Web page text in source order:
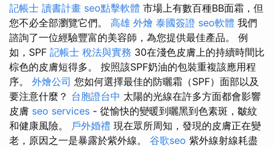
記帳士 讀書計畫 seo點擊軟體 市場上有數百種BB面霜，但
您不必全部瀏覽它們。 高雄 外燴 泰國簽證 seo軟體 我們
諮詢了一位經驗豐富的美容師，為您提供最佳產品。 例
如，SPF 記帳士 稅法與實務 30在淺色皮膚上的持續時間比
棕色的皮膚短得多。 按照該SPF奶油的包裝重複該應用程
序。 外燴公司 您如何選擇最佳的防曬霜（SPF）面部以及
要注意什麼？ 台胞證台中 太陽的光線在許多方面都會影響
皮膚 seo services - 從愉快的變暖到曬黑到色素斑，皺紋
和健康風險。 戶外婚禮 現在眾所周知，發現的皮膚正在變
老，原因之一是暴露於紫外線。 谷歌seo 紫外線射線耗盡